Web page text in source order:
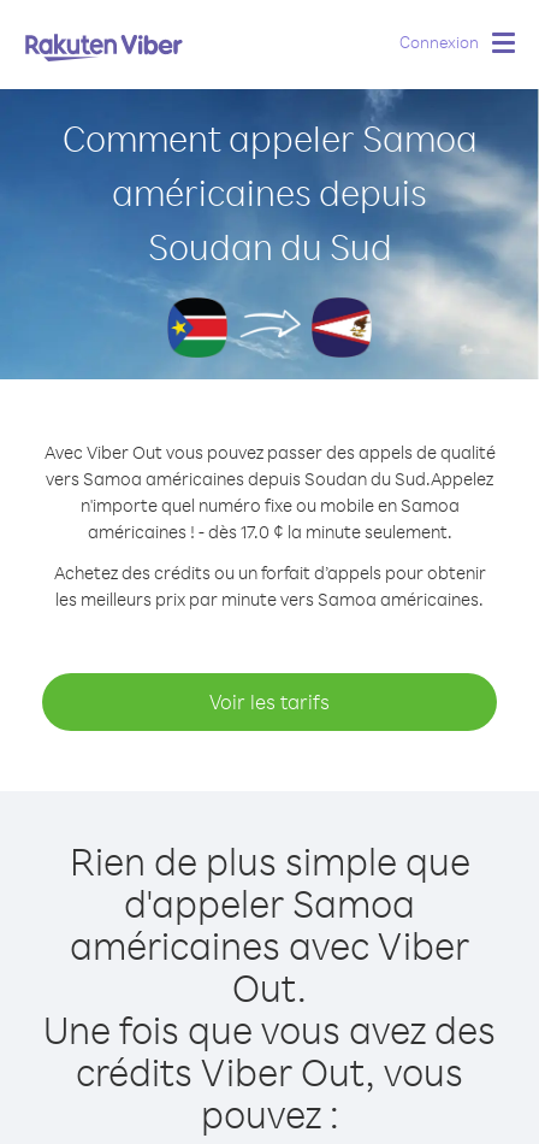
Connexion
Comment appeler Samoa
américaines depuis
Soudan du Sud
Avec Viber Out vous pouvez passer des appels de qualité
vers Samoa américaines depuis Soudan du Sud.Appelez
n'importe quel numéro fixe ou mobile en Samoa
américaines ! - dès 17.0 ¢ la minute seulement.
Achetez des crédits ou un forfait d’appels pour obtenir
les meilleurs prix par minute vers Samoa américaines.
Voir les tarifs
Rien de plus simple que
d'appeler Samoa
américaines avec Viber
Out.
Une fois que vous avez des
crédits Viber Out, vous
pouvez :